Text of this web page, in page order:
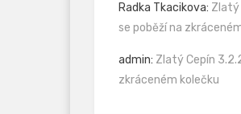
Radka Tkacikova: Zlatý
se poběží na
admin: Zlatý Cepín
zkráceném kolečku